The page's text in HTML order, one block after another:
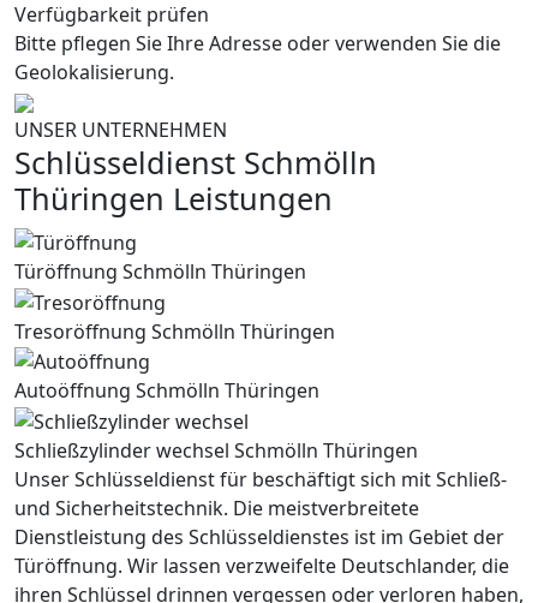
Verfügbarkeit prüfen
Bitte pflegen Sie Ihre Adresse oder verwenden Sie die
Geolokalisierung.
UNSER UNTERNEHMEN
Schlüsseldienst Schmölln
Thüringen Leistungen
Türöffnung Schmölln Thüringen
Tresoröffnung Schmölln Thüringen
Autoöffnung Schmölln Thüringen
Schließzylinder wechsel Schmölln Thüringen
Unser Schlüsseldienst für beschäftigt sich mit Schließ-
und Sicherheitstechnik. Die meistverbreitete
Dienstleistung des Schlüsseldienstes ist im Gebiet der
Türöffnung. Wir lassen verzweifelte Deutschlander, die
ihren Schlüssel drinnen vergessen oder verloren haben,